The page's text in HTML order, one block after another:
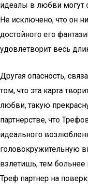
идеалы в любви могут
Не исключено, что он
достойного его
удовлетворит весь
Другая опасность,
том, что эта карта
любви, такую
партнерстве, что
идеального
головокружительную
взлетишь, тем
Треф партнер на